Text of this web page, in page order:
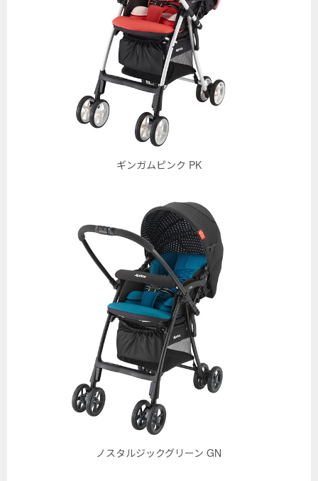
ギンガムピンク PK
ノスタルジックグリーン GN